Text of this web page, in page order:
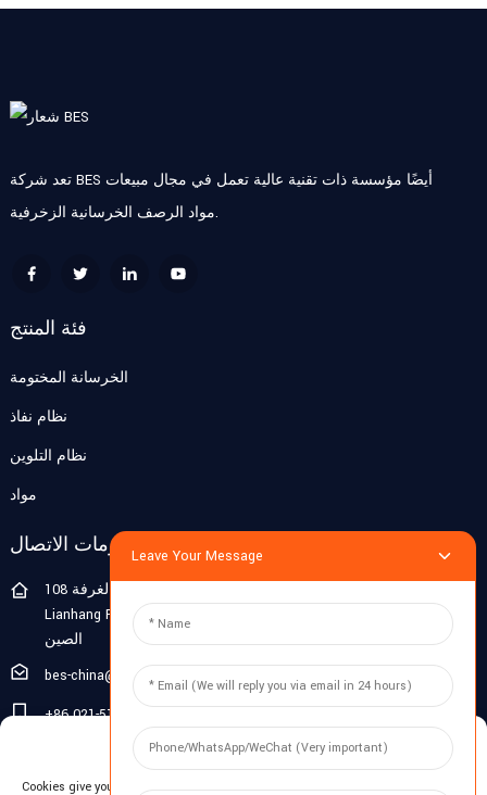
تعد شركة BES أيضًا مؤسسة ذات تقنية عالية تعمل في مجال مبيعات
مواد الرصف الخرسانية الزخرفية.
فئة المنتج
الخرسانة المختومة
نظام نفاذ
نظام التلوين
مواد
معلومات الاتصال
الغرفة 108G، الطابق الأول، المبنى 10، Pujiang Zhigu، رقم 1188
Lianhang Road، Pujiang Town، Minhang District، Shanghai،
الصين
bes-china@besdeconcrete.com
+86 021-51692846
0086 18321330829
Leave Your Message
Manage Cookie Consent
Cookies give you a personalized experience. Cookie files help us to enhance